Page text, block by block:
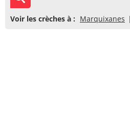
Voir les crèches à : Marquixanes